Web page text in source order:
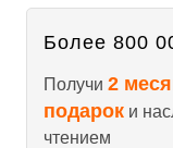
Более 800
Получи 2
подарок и
чтением